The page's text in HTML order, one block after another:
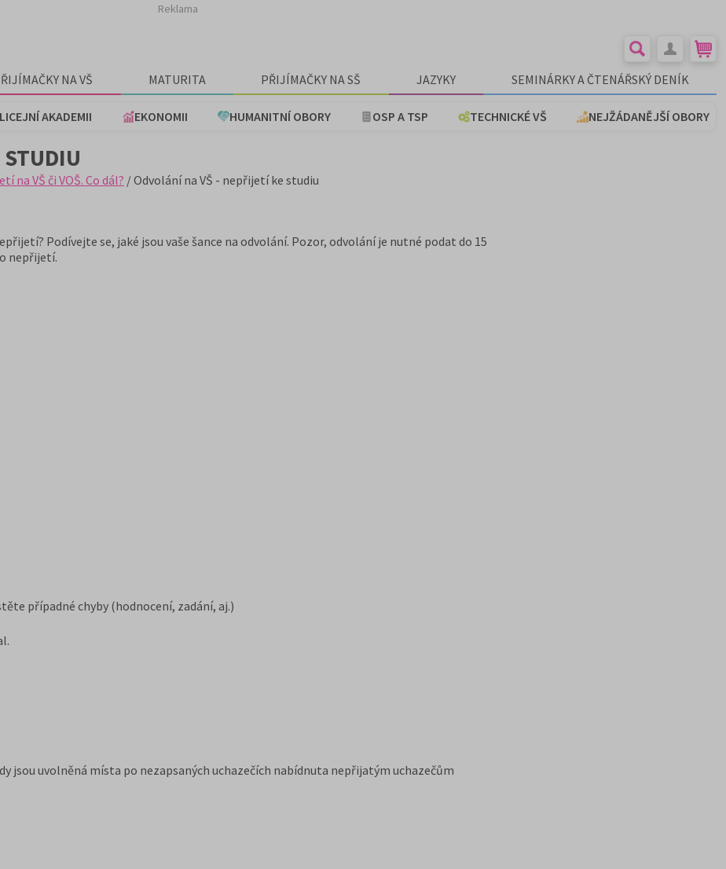
Reklama
NA VŠ MATURITA PŘIJÍMAČKY NA SŠ JAZYKY SEMINÁRKY A ČTENÁŘSKÝ DENÍK
AKADEMII EKONOMII HUMANITNÍ OBORY OSP A TSP TECHNICKÉ VŠ NEJŽÁDANĚJŠÍ OBORY
na VŠ či VOŠ. Co dál? / Odvolání na VŠ - nepřijetí ke studiu
Podívejte se, jaké jsou vaše šance na odvolání. Pozor, odvolání je nutné podat do 15
nepřijetí.
případné chyby (hodnocení, zadání, aj.)
uvolněná místa po nezapsaných uchazečích nabídnuta nepřijatým uchazečům